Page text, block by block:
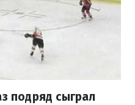
подряд сыграл